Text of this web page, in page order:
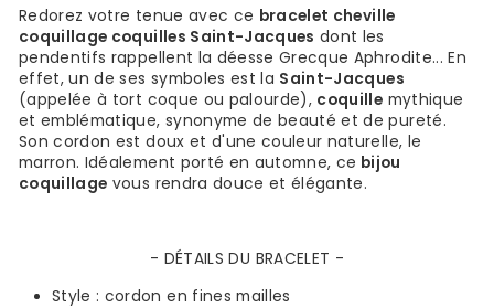
Redorez votre tenue avec ce bracelet cheville
coquillage coquilles Saint-Jacques dont les
pendentifs rappellent la déesse Grecque Aphrodite... En
effet, un de ses symboles est la Saint-Jacques
(appelée à tort coque ou palourde), coquille mythique
et emblématique, synonyme de beauté et de pureté.
Son cordon est doux et d'une couleur naturelle, le
marron. Idéalement porté en automne, ce bijou
coquillage vous rendra douce et élégante.
- DÉTAILS DU BRACELET -
Style : cordon en fines mailles